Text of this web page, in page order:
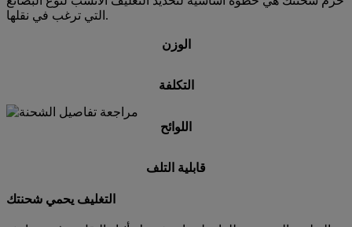
التي ترغب في نقلها.
الوزن
التكلفة
اللوائح
قابلية التلف
التغليف يحمي شحنتك